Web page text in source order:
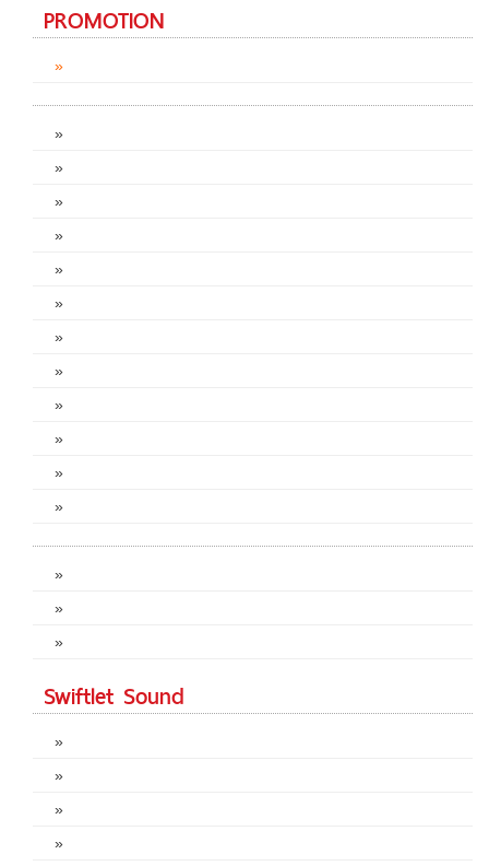
PROMOTION
»
»
»
»
»
»
»
»
»
»
»
»
»
»
»
»
Swiftlet Sound
»
»
»
»